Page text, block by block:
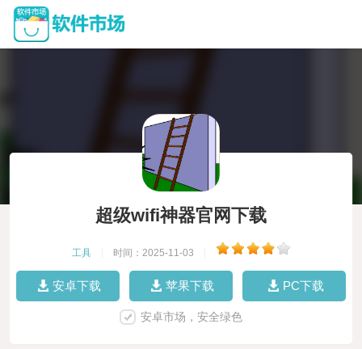
超级wifi神器官网下载
工具 时间：2025-11-03
安卓下载 苹果下载 PC下载
安卓市场，安全绿色